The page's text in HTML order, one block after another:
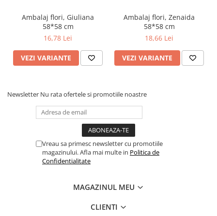
Ambalaj flori, Giuliana
58*58 cm
16,78 Lei
VEZI VARIANTE
Ambalaj flori, Zenaida
58*58 cm
18,66 Lei
VEZI VARIANTE
Newsletter Nu rata ofertele si promotiile noastre
Vreau sa primesc newsletter cu promotiile
magazinului. Afla mai multe in Politica de
Confidentialitate
MAGAZINUL MEU
CLIENTI